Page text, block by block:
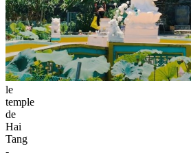
le
temple
de
Hai
Tang